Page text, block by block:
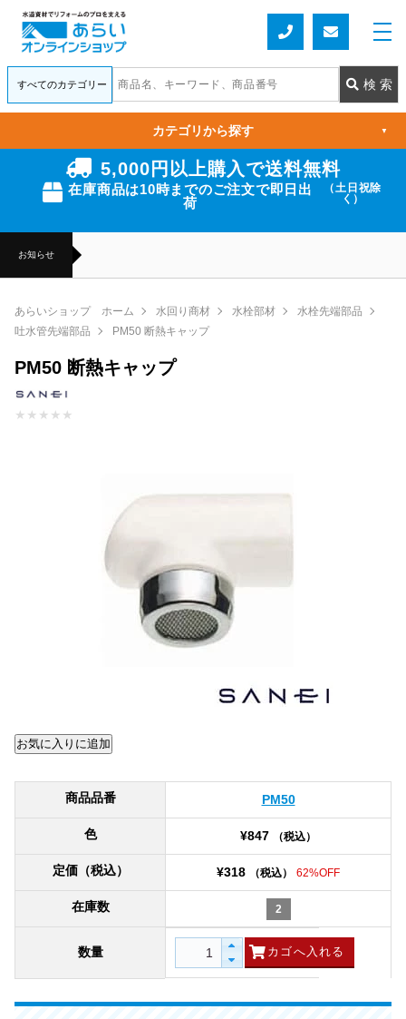
5,000円以上購入で送料無料
在庫商品は10時までのご注文で即日出
荷
（土日祝除
く）
お知らせ
カテゴリから探す ▼
あらいショップ ホーム 水回り商材 水栓部材
水栓先端部品
吐水管先端部品
PM50 断熱キャップ
PM50 断熱キャップ
★ ★ ★ ★ ★
商品品番 PM50
色 ¥847 （税込）
定価（税込） ¥318 （税込） 62%OFF
在庫数 2
数量